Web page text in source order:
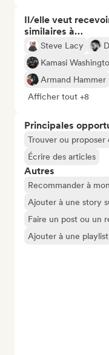
Il/elle veut
similaires à…
Steve Lacy
Kamasi
Armand Hammer
Afficher tout +8
Principales
Trouver ou proposer
Écrire des articles
Autres
Recommander à
Ajouter à une story
Faire un post ou un
Ajouter à une playlist